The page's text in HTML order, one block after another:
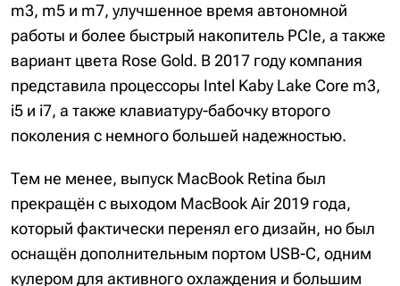
m3, m5 и m7, улучшенное время автономной
работы и более быстрый накопитель PCIe, а также
вариант цвета Rose Gold. В 2017 году компания
представила процессоры Intel Kaby Lake Core m3,
i5 и i7, а также клавиатуру-бабочку второго
поколения с немного большей надежностью.
Тем не менее, выпуск MacBook Retina был
прекращён с выходом MacBook Air 2019 года,
который фактически перенял его дизайн, но был
оснащён дополнительным портом USB-C, одним
кулером для активного охлаждения и большим